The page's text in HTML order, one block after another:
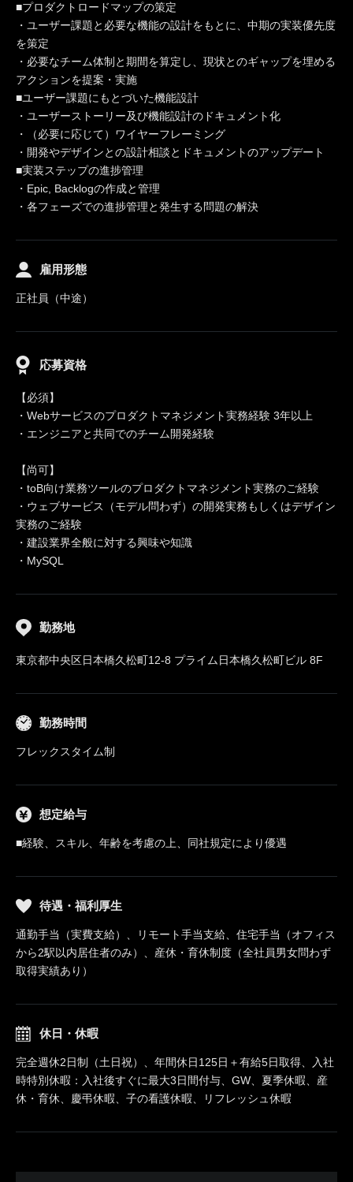
■プロダクトロードマップの策定
・ユーザー課題と必要な機能の設計をもとに、中期の実装優先度
を策定
・必要なチーム体制と期間を算定し、現状とのギャップを埋める
アクションを提案・実施
■ユーザー課題にもとづいた機能設計
・ユーザーストーリー及び機能設計のドキュメント化
・（必要に応じて）ワイヤーフレーミング
・開発やデザインとの設計相談とドキュメントのアップデート
■実装ステップの進捗管理
・Epic, Backlogの作成と管理
・各フェーズでの進捗管理と発生する問題の解決
雇用形態
正社員（中途）
応募資格
【必須】
・Webサービスのプロダクトマネジメント実務経験 3年以上
・エンジニアと共同でのチーム開発経験
【尚可】
・toB向け業務ツールのプロダクトマネジメント実務のご経験
・ウェブサービス（モデル問わず）の開発実務もしくはデザイン
実務のご経験
・建設業界全般に対する興味や知識
・MySQL
勤務地
東京都中央区日本橋久松町12-8 プライム日本橋久松町ビル 8F
勤務時間
フレックスタイム制
想定給与
■経験、スキル、年齢を考慮の上、同社規定により優遇
待遇・福利厚生
通勤手当（実費支給）、リモート手当支給、住宅手当（オフィス
から2駅以内居住者のみ）、産休・育休制度（全社員男女問わず
取得実績あり）
休日・休暇
完全週休2日制（土日祝）、年間休日125日＋有給5日取得、入社
時特別休暇：入社後すぐに最大3日間付与、GW、夏季休暇、産
休・育休、慶弔休暇、子の看護休暇、リフレッシュ休暇